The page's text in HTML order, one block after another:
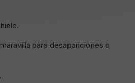
para desapariciones o